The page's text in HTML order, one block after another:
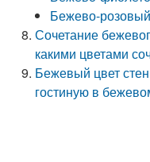
Бежево-
Сочетание
какими цветами
Бежевый цвет
гостиную в